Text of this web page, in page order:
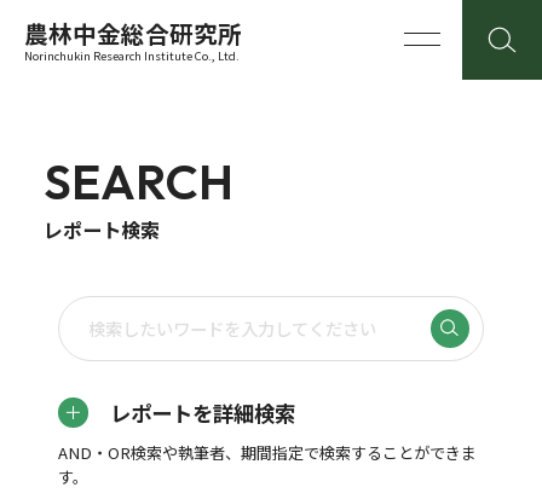
農林中金総合研究所
Norinchukin Research Institute Co., Ltd.
SEARCH
レポート検索
レポートを詳細検索
AND・OR検索や執筆者、期間指定で検索することができま
す。